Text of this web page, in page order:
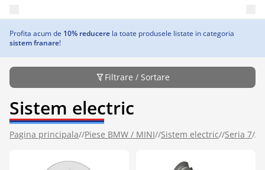
Profita acum de 10% reducere la toate produsele listate in categoria
sistem franare!
Filtrare / Sortare
Sistem electric
Pagina principala//Piese BMW / MINI//Sistem electric//Seria 7//